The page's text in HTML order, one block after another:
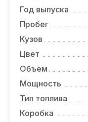
Год выпуска
Пробег
Кузов
Цвет
Объем
Мощность
Тип топлива
Коробка